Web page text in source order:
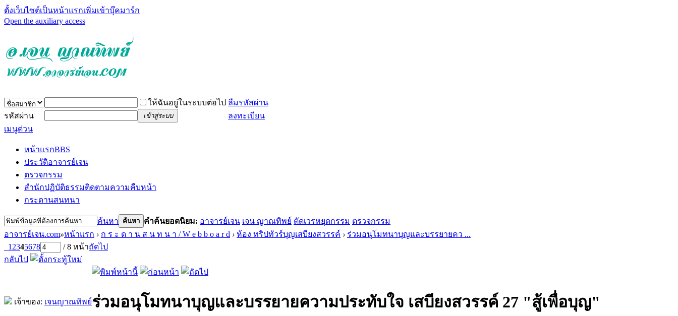
ตั้งเว็บไซต์เป็นหน้าแรกเพิ่มเข้าบุ๊คมาร์ก
Open the auxiliary access
ให้ฉันอยู่ในระบบต่อไป ลืมรหัสผ่าน
รหัสผ่าน
เข้าสู่ระบบ
ลงทะเบียน
เมนูด่วน
หน้าแรกBBS
ประวัติอาจารย์เจน
ตรวจกรรม
สำนักปฏิบัติธรรมติดตามความคืบหน้า
กระดานสนทนา
ค้นหา ค้นหา คำค้นยอดนิยม: อาจารย์เจน เจน ญาณทิพย์ ตัดเวรหยุดกรรม ตรวจกรรม
อาจารย์เจน.com»หน้าแรก › ก ร ะ ด า น ส น ท น า / W e b b o a r d › ห้อง ทริปทัวร์บุญเสบียงสวรรค์ › ร่วมอนุโมทนาบุญและบรรยายคว ...
1 2345678 / 8 หน้าถัดไป
กลับไป
เจ้าของ: เจนญาณทิพย์ร่วมอนุโมทนาบุญและบรรยายความประทับใจ เสบียงสวรรค์ 27 "สู้เพื่อบุญ"